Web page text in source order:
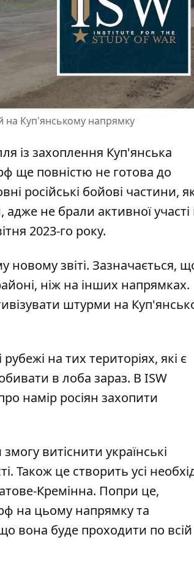
на Куп'янському напрямку
із захоплення Куп'янська
ще повністю не готова до
російські бойові частини,
не брали активної участі
2023-го року.
новому звіті. Зазначається,
, ніж на інших напрямках.
штурми на
на тих територіях, які є
в лоба зараз. В ISW
намір росіян захопити
витіснити українські
Також це створить усі
Кремінна. Попри це,
на цьому напрямку та
вона буде проходити по всій